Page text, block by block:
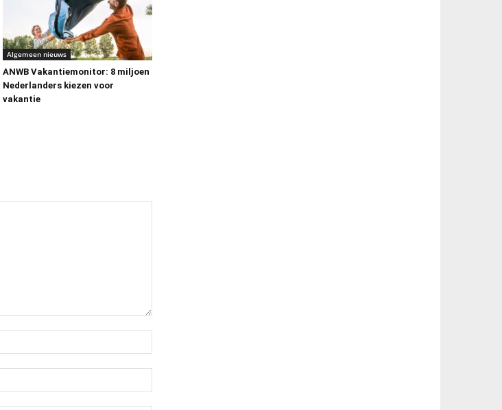
Algemeen nieuws
ANWB Vakantiemonitor: 8 miljoen
Nederlanders kiezen voor
vakantie